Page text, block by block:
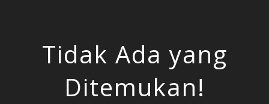
Tidak Ada yang
Ditemukan!